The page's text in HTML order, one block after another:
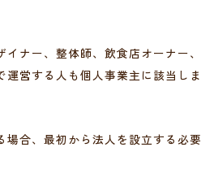
ナー、整体師、飲食店オーナー、
運営する人も個人事業主に該当しま
場合、最初から法人を設立する必要